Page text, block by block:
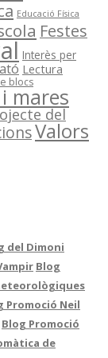
Educació Física
Festes
Interès per
Lectura
blocs
mares
del
Valors
del Dimoni
Blog
Promoció Neil
Blog Promoció
de